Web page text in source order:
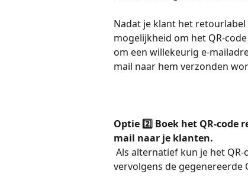
Nadat je klant het
mogelijkheid om het QR-
om een willekeurig e-
mail naar hem verzonden
Optie 2️⃣ Boek het QR-code
mail naar je klanten.
Als alternatief kun je het
vervolgens de gegenereerde